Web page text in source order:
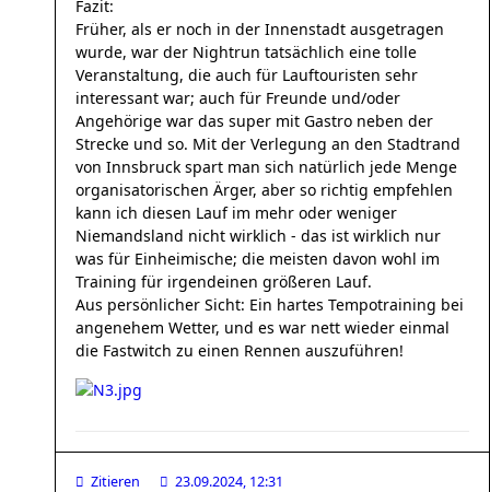
Fazit:
Früher, als er noch in der Innenstadt ausgetragen
wurde, war der Nightrun tatsächlich eine tolle
Veranstaltung, die auch für Lauftouristen sehr
interessant war; auch für Freunde und/oder
Angehörige war das super mit Gastro neben der
Strecke und so. Mit der Verlegung an den Stadtrand
von Innsbruck spart man sich natürlich jede Menge
organisatorischen Ärger, aber so richtig empfehlen
kann ich diesen Lauf im mehr oder weniger
Niemandsland nicht wirklich - das ist wirklich nur
was für Einheimische; die meisten davon wohl im
Training für irgendeinen größeren Lauf.
Aus persönlicher Sicht: Ein hartes Tempotraining bei
angenehem Wetter, und es war nett wieder einmal
die Fastwitch zu einen Rennen auszuführen!
Zitieren 23.09.2024, 12:31